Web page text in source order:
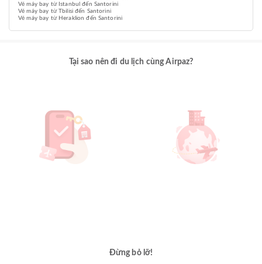
Vé máy bay từ Istanbul đến Santorini
Vé máy bay từ Tbilisi đến Santorini
Vé máy bay từ Heraklion đến Santorini
Tại sao nên đi du lịch cùng Airpaz?
Đừng bỏ lỡ!